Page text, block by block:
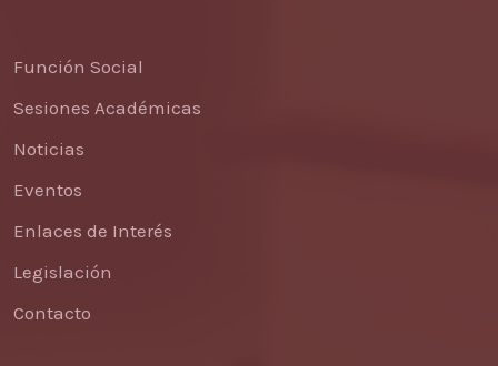
Función Social
Sesiones Académicas
Noticias
Eventos
Enlaces de Interés
Legislación
Contacto